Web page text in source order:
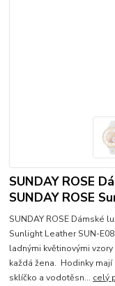
SUNDAY ROSE
SUNDAY ROSE
SUNDAY ROSE Dámské
Sunlight Leather SUN-
ladnými květinovými
každá žena. Hodinky
sklíčko a vodotěsn... celý